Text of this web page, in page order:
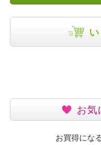
お気
お買得にな